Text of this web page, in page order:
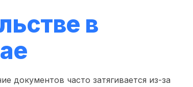
в
документов часто затягивается из-за